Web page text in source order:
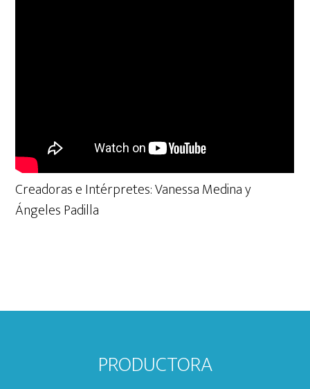
Creadoras e Intérpretes: Vanessa Medina y
Ángeles Padilla
Footer
PRODUCTORA